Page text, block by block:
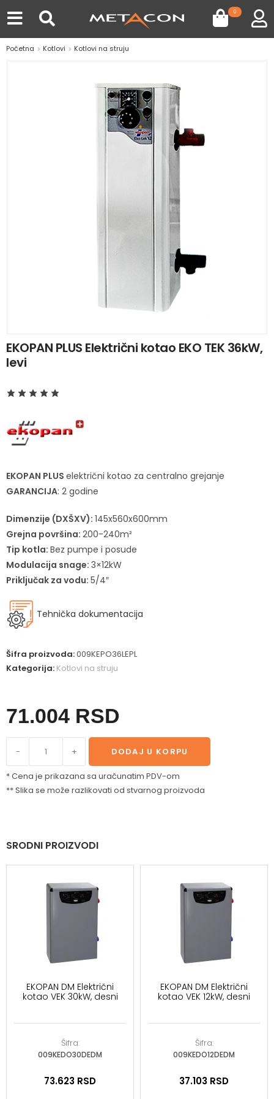
0
Početna Kotlovi Kotlovi na struju
EKOPAN PLUS Električni kotao EKO TEK 36kW,
levi
EKOPAN PLUS električni kotao za centralno grejanje
GARANCIJA: 2 godine
Dimenzije (DXŠXV): 145x560x600mm
Grejna površina: 200-240m²
Tip kotla: Bez pumpe i posude
Modulacija snage: 3×12kW
Priključak za vodu: 5/4″
Tehnička dokumentacija
Šifra proizvoda:009KEPO36LEPL
Kategorija: Kotlovi na struju
71.004 RSD
- + DODAJ U KORPU
* Cena je prikazana sa uračunatim PDV-om
** Slika se može razlikovati od stvarnog proizvoda
SRODNI PROIZVODI
EKOPAN DM Električni
kotao VEK 30kW, desni
Šifra:
009KEDO30DEDM
73.623 RSD
EKOPAN DM Električni
kotao VEK 12kW, desni
Šifra:
009KEDO12DEDM
37.103 RSD